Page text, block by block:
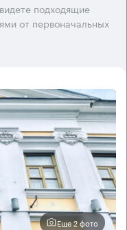
подходящие
от первоначальных
Еще 2 фото